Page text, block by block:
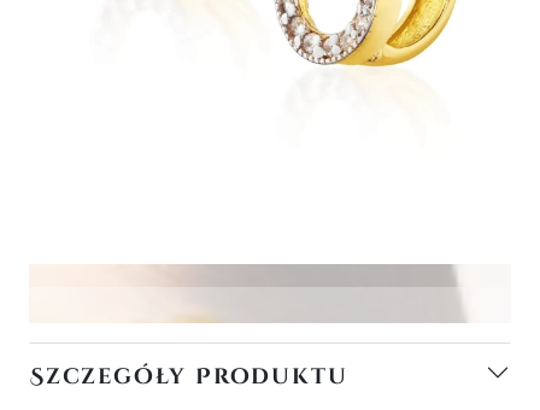
Szczegóły Produktu